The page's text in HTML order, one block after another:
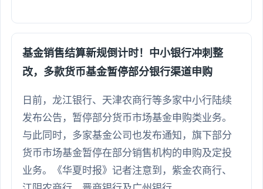
基金销售结算新规倒计时！中小银行冲刺整
改，多款货币基金暂停部分银行渠道申购
日前，龙江银行、天津农商行等多家中小行陆续
发布公告，暂停部分货币市场基金申购类业务。
与此同时，多家基金公司也发布通知，旗下部分
货币市场基金暂停在部分销售机构的申购及定投
业务。《华夏时报》记者注意到，紫金农商行、